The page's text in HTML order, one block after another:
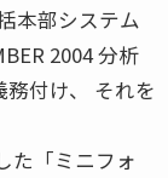
本部システム
2004 分析
付け、 それを
た「ミニフォ